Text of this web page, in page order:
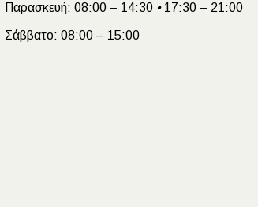
Παρασκευή: 08:00 – 14:30 •17:30 – 21:00
Σάββατο: 08:00 – 15:00